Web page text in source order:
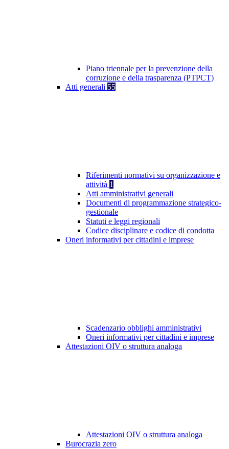
Piano triennale per la prevenzione della
corruzione e della trasparenza (PTPCT)
Atti generali 55
Riferimenti normativi su organizzazione e
attività 1
Atti amministrativi generali
Documenti di programmazione strategico-
gestionale
Statuti e leggi regionali
Codice disciplinare e codice di condotta
Oneri informativi per cittadini e imprese
Scadenzario obblighi amministrativi
Oneri informativi per cittadini e imprese
Attestazioni OIV o struttura analoga
Attestazioni OIV o struttura analoga
Burocrazia zero